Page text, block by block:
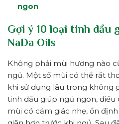
ngon
Gợi ý 10 loại tinh dầu
NaDa Oils
Không phải mùi hương nào
ngủ. Một số mùi có thể rất
khi sử dụng lâu trong không
tinh dầu giúp ngủ ngon,
mùi có cảm giác nhẹ, ổn